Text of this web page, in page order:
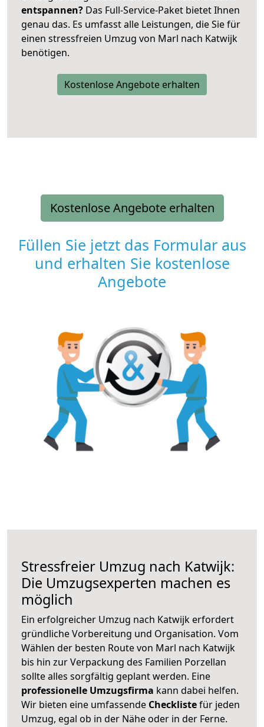
entspannen? Das Full-Service-Paket bietet Ihnen
genau das. Es umfasst alle Leistungen, die Sie für
einen stressfreien Umzug von Marl nach Katwijk
benötigen.
Kostenlose Angebote erhalten
Kostenlose Angebote erhalten
Füllen Sie jetzt das Formular aus
und erhalten Sie kostenlose
Angebote
Stressfreier Umzug nach Katwijk:
Die Umzugsexperten machen es
möglich
Ein erfolgreicher Umzug nach Katwijk erfordert
gründliche Vorbereitung und Organisation. Vom
Wählen der besten Route von Marl nach Katwijk
bis hin zur Verpackung des Familien Porzellan
sollte alles sorgfältig geplant werden. Eine
professionelle Umzugsfirma kann dabei helfen.
Wir bieten eine umfassende Checklistefür jeden
Umzug, egal ob in der Nähe oder in der Ferne.